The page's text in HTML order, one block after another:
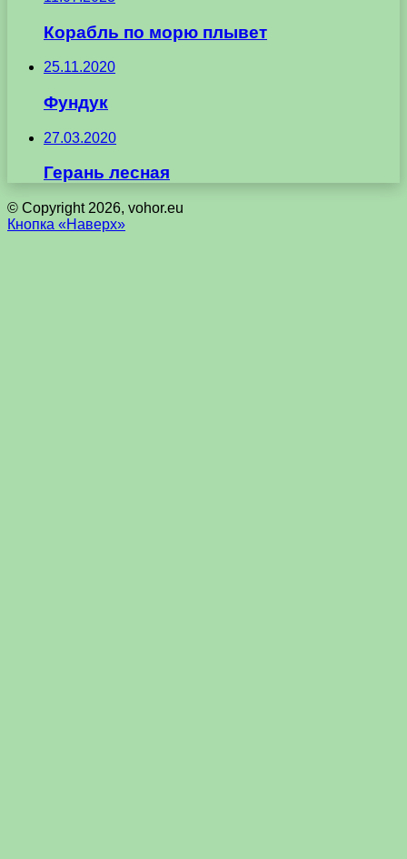
Корабль по морю плывет
25.11.2020
Фундук
27.03.2020
Герань лесная
© Copyright 2026, vohor.eu
Кнопка «Наверх»